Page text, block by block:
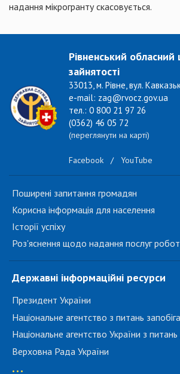
надання мікрогранту скасовується.
Рівненський обласний
зайнятості
33013, м. Рівне, вул.
e-mail: zag@rvocz.gov.ua
тел.: 0 800 21 97 26
(0362) 46 05 72
(переглянути на карті)
Facebook / YouTube
Поширені запитання громадян
Корисна інформація для населення
Історії успіху
Роз'яснення щодо надання послуг
Державні інформаційні ресурси
Президент України
Національне агентство з питань
Національне агентство України з
Верховна Рада України
...